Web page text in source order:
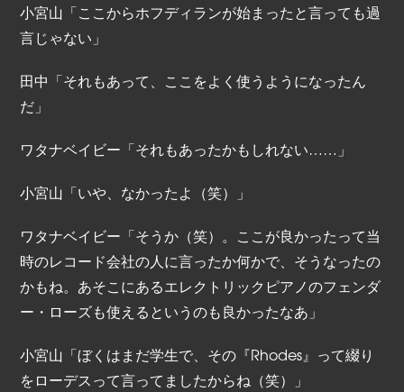
小宮山「ここからホフディランが始まったと言っても過
言じゃない」
田中「それもあって、ここをよく使うようになったん
だ」
ワタナベイビー「それもあったかもしれない……」
小宮山「いや、なかったよ（笑）」
ワタナベイビー「そうか（笑）。ここが良かったって当
時のレコード会社の人に言ったか何かで、そうなったの
かもね。あそこにあるエレクトリックピアノのフェンダ
ー・ローズも使えるというのも良かったなあ」
小宮山「ぼくはまだ学生で、その『Rhodes』って綴り
をローデスって言ってましたからね（笑）」